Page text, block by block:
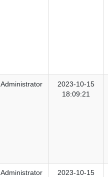
Administrator
2023-10-15
18:09:21
Administrator
2023-10-15